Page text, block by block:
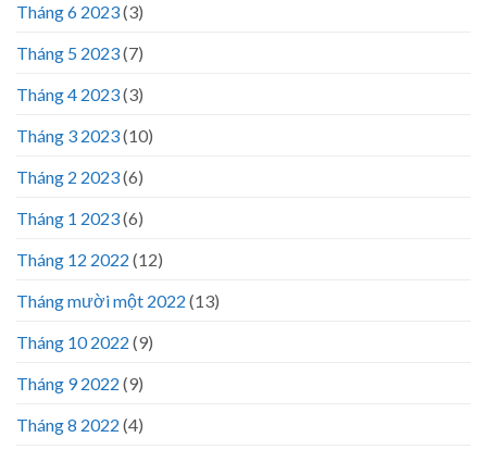
Tháng 6 2023(3)
Tháng 5 2023(7)
Tháng 4 2023(3)
Tháng 3 2023(10)
Tháng 2 2023(6)
Tháng 1 2023(6)
Tháng 12 2022 (12)
Tháng mười một 2022 (13)
Tháng 10 2022 (9)
Tháng 9 2022 (9)
Tháng 8 2022 (4)